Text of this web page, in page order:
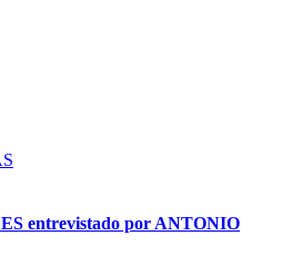
entrevistado por ANTONIO